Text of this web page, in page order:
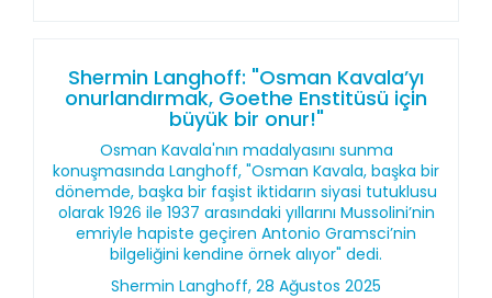
Shermin Langhoff: "Osman Kavala’yı
onurlandırmak, Goethe Enstitüsü için
büyük bir onur!"
Osman Kavala'nın madalyasını sunma
konuşmasında Langhoff, "Osman Kavala, başka bir
dönemde, başka bir faşist iktidarın siyasi tutuklusu
olarak 1926 ile 1937 arasındaki yıllarını Mussolini’nin
emriyle hapiste geçiren Antonio Gramsci’nin
bilgeliğini kendine örnek alıyor" dedi.
Shermin Langhoff, 28 Ağustos 2025